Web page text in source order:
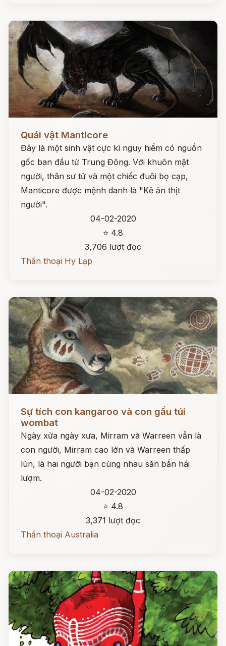
Quái vật Manticore
Đây là một sinh vật cực kì nguy hiểm có nguồn
gốc ban đầu từ Trung Đông. Với khuôn mặt
người, thân sư tử và một chiếc đuôi bọ cạp,
Manticore được mệnh danh là "Kẻ ăn thịt
người".
04-02-2020
⭐ 4.8
3,706 lượt đọc
Thần thoại Hy Lạp
Sự tích con kangaroo và con gấu túi
wombat
Ngày xửa ngày xưa, Mirram và Warreen vẫn là
con người, Mirram cao lớn và Warreen thấp
lùn, là hai người bạn cùng nhau săn bắn hái
lượm.
04-02-2020
⭐ 4.8
3,371 lượt đọc
Thần thoại Australia